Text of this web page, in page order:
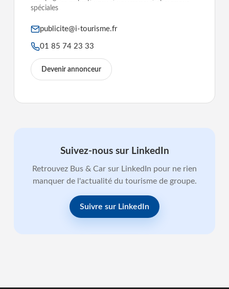
spéciales
publicite@i-tourisme.fr
01 85 74 23 33
Devenir annonceur
Suivez-nous sur LinkedIn
Retrouvez Bus & Car sur LinkedIn pour ne rien
manquer de l'actualité du tourisme de groupe.
Suivre sur LinkedIn